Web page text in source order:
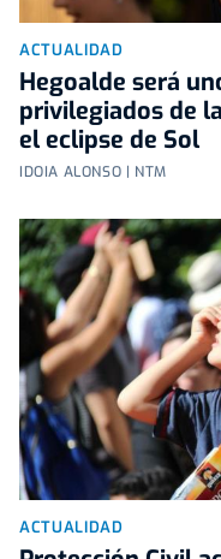
ACTUALIDAD
Hegoalde será
privilegiados de
el eclipse de Sol
IDOIA ALONSO | NTM
ACTUALIDAD